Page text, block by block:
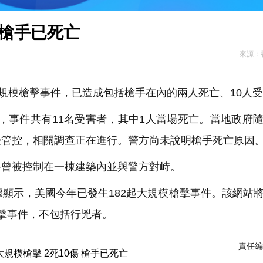
手已死亡
來源：
模槍擊事件，已造成包括槍手在內的兩人死亡、10人
事件共有11名受害者，其中1人當場死亡。當地政府
控，相關調查正在進行。警方尚未說明槍手死亡原因
被控制在一棟建築內並與警方對峙。
示，美國今年已發生182起大規模槍擊事件。該網站
件，不包括行兇者。
責任